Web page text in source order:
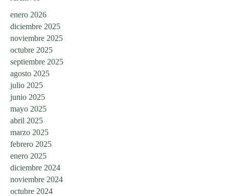
enero 2026
diciembre 2025
noviembre 2025
octubre 2025
septiembre 2025
agosto 2025
julio 2025
junio 2025
mayo 2025
abril 2025
marzo 2025
febrero 2025
enero 2025
diciembre 2024
noviembre 2024
octubre 2024